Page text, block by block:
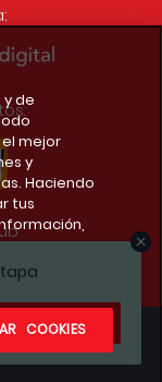
y de
mejor
y
Haciendo
tus
COOKIES